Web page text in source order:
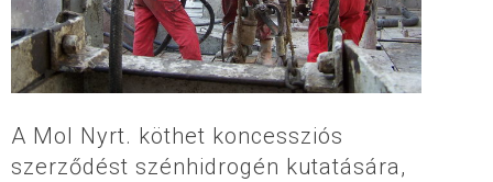
A Mol Nyrt. köthet koncessziós
szerződést szénhidrogén kutatására,